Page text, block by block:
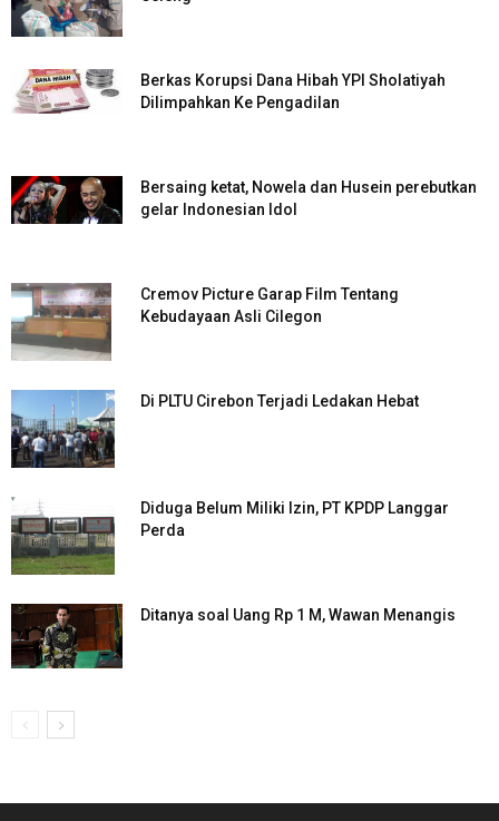
Berkas Korupsi Dana Hibah YPI Sholatiyah
Dilimpahkan Ke Pengadilan
Bersaing ketat, Nowela dan Husein perebutkan
gelar Indonesian Idol
Cremov Picture Garap Film Tentang
Kebudayaan Asli Cilegon
Di PLTU Cirebon Terjadi Ledakan Hebat
Diduga Belum Miliki Izin, PT KPDP Langgar
Perda
Ditanya soal Uang Rp 1 M, Wawan Menangis